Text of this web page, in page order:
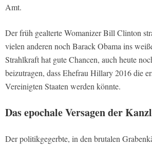
Amt.
Der früh gealterte Womanizer Bill Clinton
vielen anderen noch Barack Obama ins
Strahlkraft hat gute Chancen, auch heute
beizutragen, dass Ehefrau Hillary 2016 die
Vereinigten Staaten werden könnte.
Das epochale Versagen der
Der politikgegerbte, in den brutalen